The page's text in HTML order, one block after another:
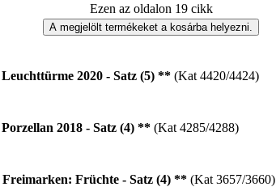
Ezen az oldalon 19 cikk
Leuchttürme 2020 - Satz (5) ** (Kat 4420/4424)
Porzellan 2018 - Satz (4) ** (Kat 4285/4288)
Freimarken: Früchte - Satz (4) ** (Kat 3657/3660)